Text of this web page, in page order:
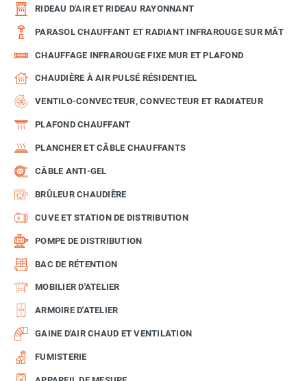
RIDEAU D'AIR ET RIDEAU RAYONNANT
PARASOL CHAUFFANT ET RADIANT INFRAROUGE SUR MÂT
CHAUFFAGE INFRAROUGE FIXE MUR ET PLAFOND
CHAUDIÈRE À AIR PULSÉ RÉSIDENTIEL
VENTILO-CONVECTEUR, CONVECTEUR ET RADIATEUR
PLAFOND CHAUFFANT
PLANCHER ET CÂBLE CHAUFFANTS
CÂBLE ANTI-GEL
BRÛLEUR CHAUDIÈRE
CUVE ET STATION DE DISTRIBUTION
POMPE DE DISTRIBUTION
BAC DE RÉTENTION
MOBILIER D'ATELIER
ARMOIRE D'ATELIER
GAINE D'AIR CHAUD ET VENTILATION
FUMISTERIE